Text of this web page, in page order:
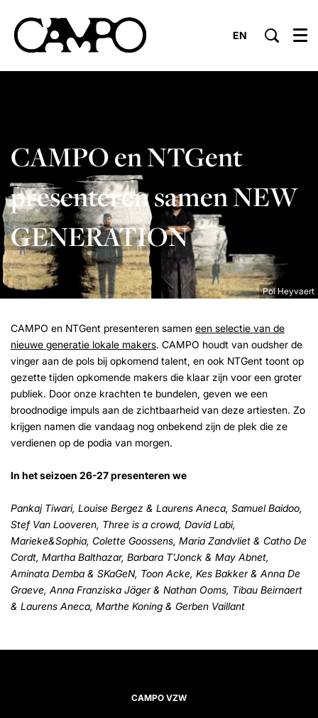
EN Menu
Pol Heyvaert
CAMPO en NTGent
presenteren samen NEW
GENERATION
CAMPO en NTGent presenteren samen een selectie van de
nieuwe generatie lokale makers. CAMPO houdt van oudsher de
vinger aan de pols bij opkomend talent, en ook NTGent toont op
gezette tijden opkomende makers die klaar zijn voor een groter
publiek. Door onze krachten te bundelen, geven we een
broodnodige impuls aan de zichtbaarheid van deze artiesten. Zo
krijgen namen die vandaag nog onbekend zijn de plek die ze
verdienen op de podia van morgen.
In het seizoen 26-27 presenteren we
Pankaj Tiwari, Louise Bergez & Laurens Aneca, Samuel Baidoo,
Stef Van Looveren, Three is a crowd, David Labi,
Marieke&Sophia, Colette Goossens, Maria Zandvliet & Catho De
Cordt, Martha Balthazar, Barbara T’Jonck & May Abnet,
Aminata Demba & SKaGeN, Toon Acke, Kes Bakker & Anna De
Graeve, Anna Franziska Jäger & Nathan Ooms, Tibau Beirnaert
& Laurens Aneca, Marthe Koning & Gerben Vaillant
CAMPO VZW